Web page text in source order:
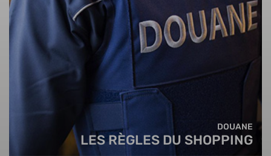
DOUANE
LES RÈGLES DU SHOPPING